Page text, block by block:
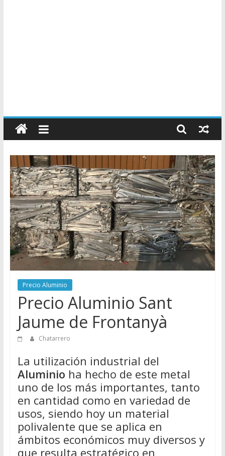
Chatarreros
–
Precio
de
Chatarra
Directorio
de
Chatarreros
para
vender
Chatarra
Precio Aluminio
Precio Aluminio Sant
Jaume de Frontanyà
Chatarrero
La utilización industrial del
Aluminio ha hecho de este metal
uno de los más importantes, tanto
en cantidad como en variedad de
usos, siendo hoy un material
polivalente que se aplica en
ámbitos económicos muy diversos y
que resulta estratégico en